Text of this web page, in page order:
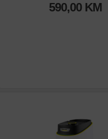
590,00 KM
Dodaj u poređenje